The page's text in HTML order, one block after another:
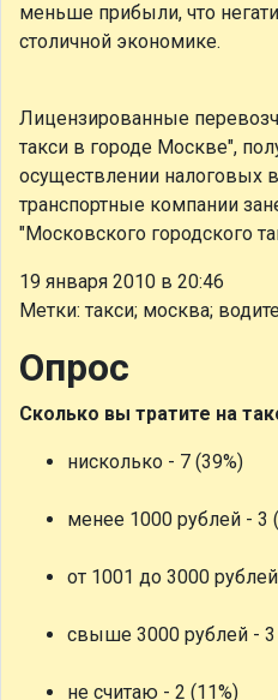
меньше прибыли, что
столичной экономике.
Лицензированные
такси в городе Москве",
осуществлении налоговых
транспортные компании
"Московского городского
19 января 2010 в 20:46
Метки: такси; москва;
Опрос
Сколько вы тратите на
нисколько - 7 (39%)
менее 1000 рублей - 3
от 1001 до 3000
свыше 3000 рублей - 3
не считаю - 2 (11%)